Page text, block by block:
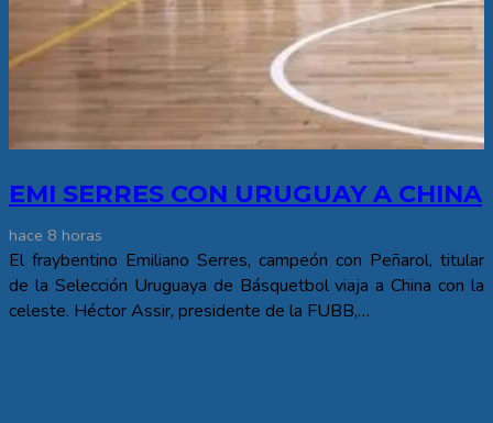
EMI SERRES CON URUGUAY A CHINA
hace 8 horas
El fraybentino Emiliano Serres, campeón con Peñarol, titular
de la Selección Uruguaya de Básquetbol viaja a China con la
celeste. Héctor Assir, presidente de la FUBB,…